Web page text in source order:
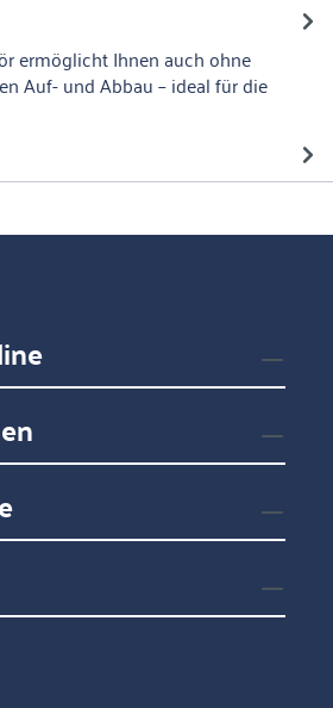
ermöglicht Ihnen auch ohne
Auf- und Abbau – ideal für die